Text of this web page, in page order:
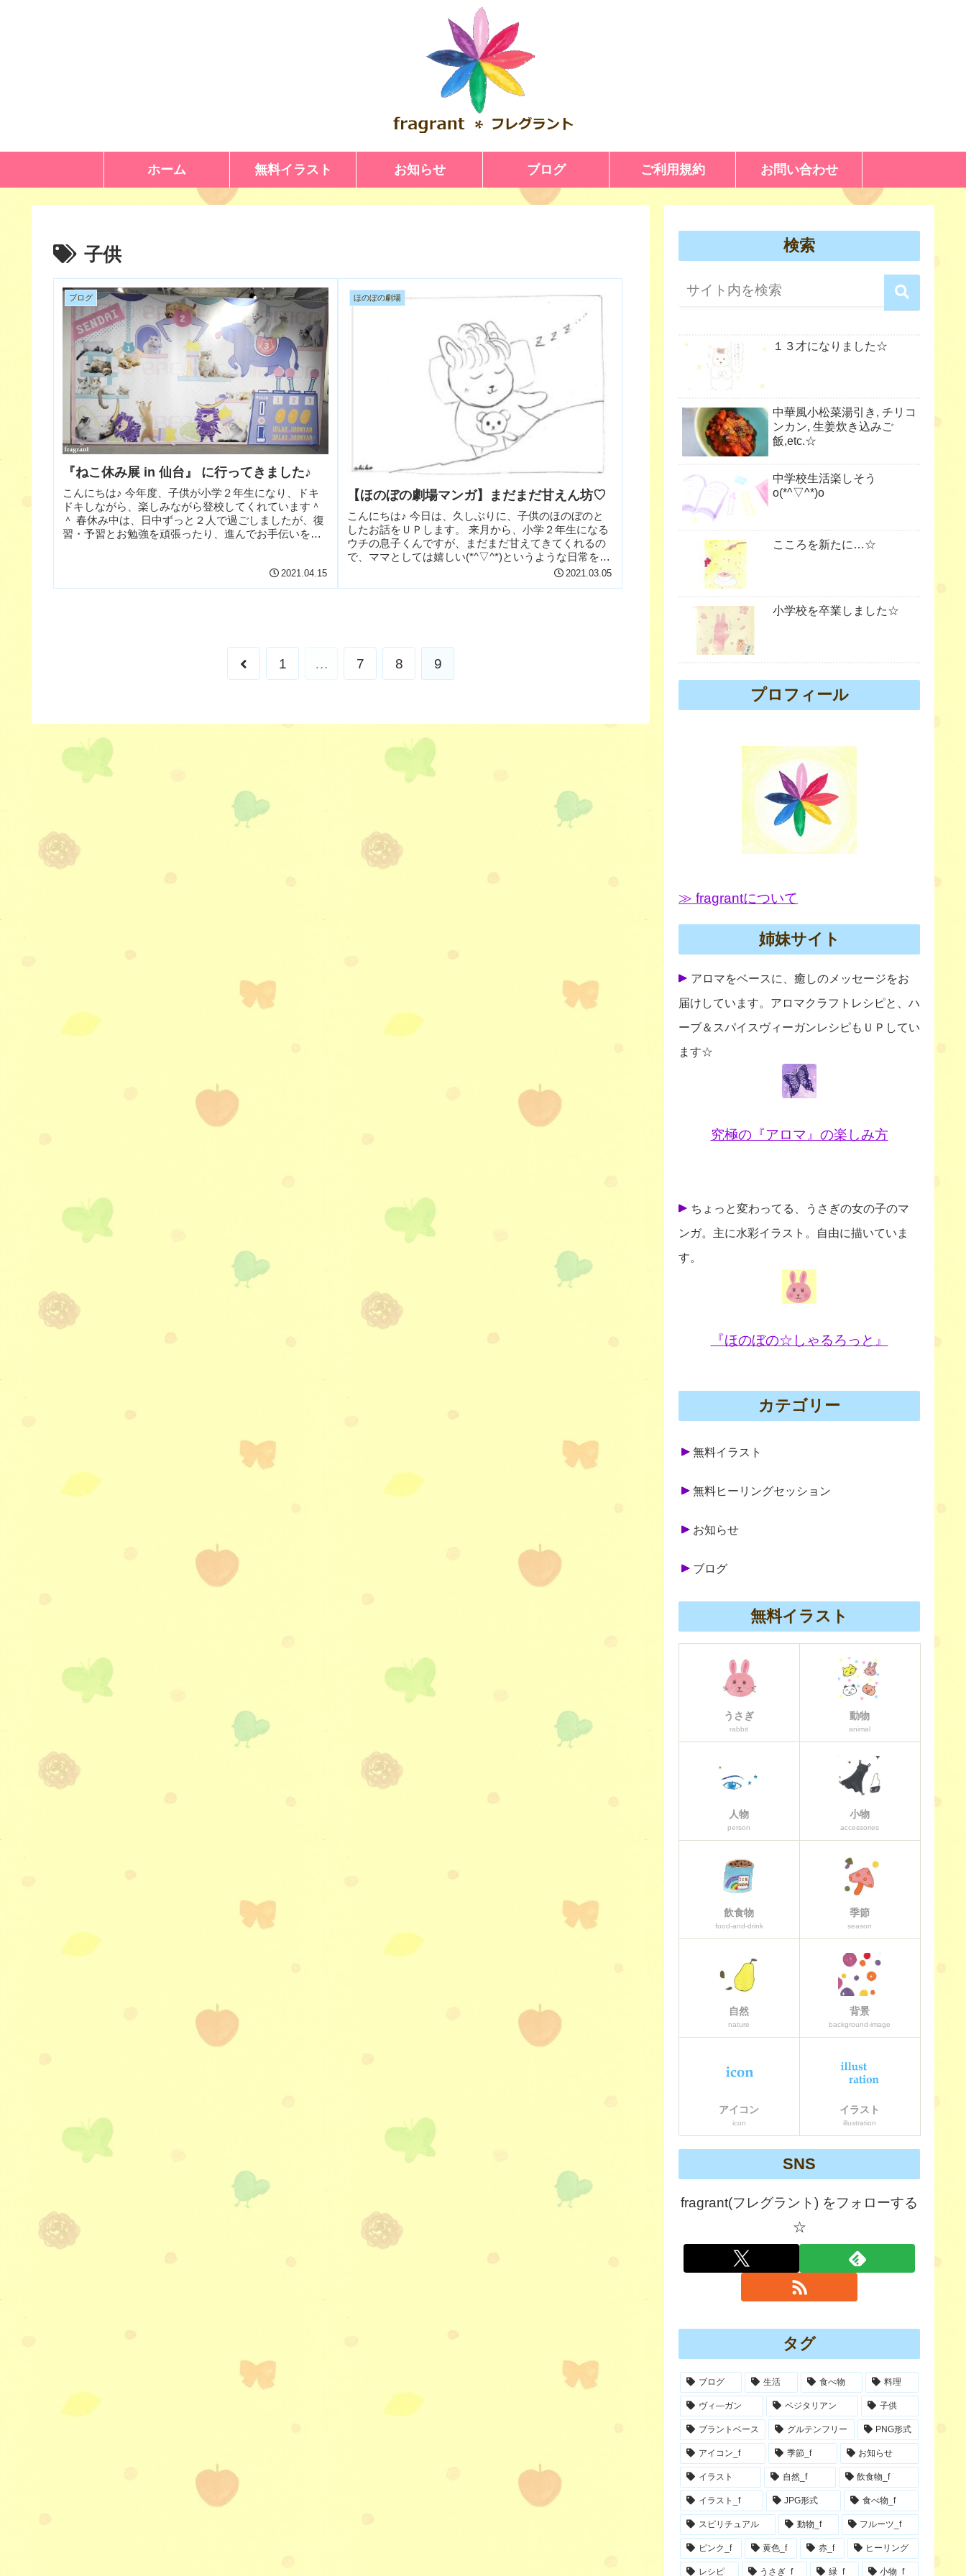
ホーム 無料イラスト お知らせ ブログ ご利用規約 お問い合わせ
子供
ブログ
『ねこ休み展 in 仙台』 に行ってきました♪
こんにちは♪ 今年度、子供が小学２年生になり、ドキ
ドキしながら、楽しみながら登校してくれています＾
＾ 春休み中は、日中ずっと２人で過ごしましたが、復
習・予習とお勉強を頑張ったり、進んでお手伝いをし
2021.04.15
ほのぼの劇場
【ほのぼの劇場マンガ】まだまだ甘えん坊♡
こんにちは♪ 今日は、久しぶりに、子供のほのぼのと
したお話をＵＰします。 来月から、小学２年生になる
ウチの息子くんですが、まだまだ甘えてきてくれるの
で、ママとしては嬉しい(*^▽^*)というような日常を、
2021.03.05
前 1 … 7 8 9
検索
１３才になりました☆
中華風小松菜湯引き, チリコ
ンカン, 生姜炊き込みご
飯,etc.☆
中学校生活楽しそう
o(*^▽^*)o
こころを新たに…☆
小学校を卒業しました☆
プロフィール
≫ fragrantについて
姉妹サイト
アロマをベースに、癒しのメッセージをお
届けしています。アロマクラフトレシピと、ハ
ーブ＆スパイスヴィーガンレシピもＵＰしてい
ます☆
究極の『アロマ』の楽しみ方
ちょっと変わってる、うさぎの女の子のマ
ンガ。主に水彩イラスト。自由に描いていま
す。
『ほのぼの☆しゃるろっと』
カテゴリー
無料イラスト
無料ヒーリングセッション
お知らせ
ブログ
無料イラスト
うさぎ
rabbit
動物
animal
人物
person
小物
accessories
飲食物
food-and-drink
季節
season
自然
nature
背景
background-image
アイコン
icon
イラスト
illustration
SNS
fragrant(フレグラント) をフォローする
☆
タグ
ブログ 生活 食べ物 料理
ヴィ―ガン ベジタリアン 子供
プラントベース グルテンフリー PNG形式
アイコン_f 季節_f お知らせ
イラスト 自然_f 飲食物_f
イラスト_f JPG形式 食べ物_f
スピリチュアル 動物_f フルーツ_f
ピンク_f 黄色_f 赤_f ヒーリング
レシピ うさぎ_f 緑_f 小物_f